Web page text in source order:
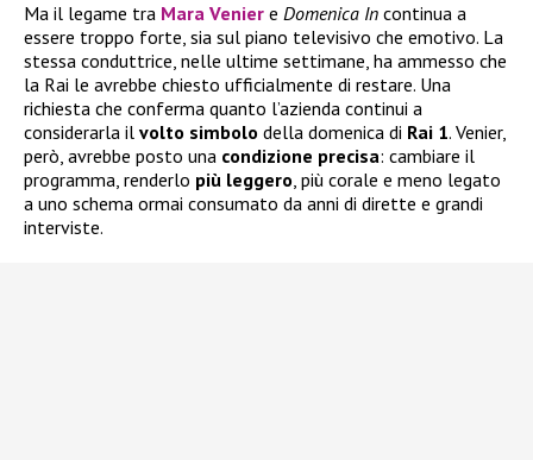
Ma il legame tra Mara Venier e Domenica In continua a
essere troppo forte, sia sul piano televisivo che emotivo. La
stessa conduttrice, nelle ultime settimane, ha ammesso che
la Rai le avrebbe chiesto ufficialmente di restare. Una
richiesta che conferma quanto l’azienda continui a
considerarla il volto simbolo della domenica di Rai 1. Venier,
però, avrebbe posto una condizione precisa: cambiare il
programma, renderlo più leggero, più corale e meno legato
a uno schema ormai consumato da anni di dirette e grandi
interviste.